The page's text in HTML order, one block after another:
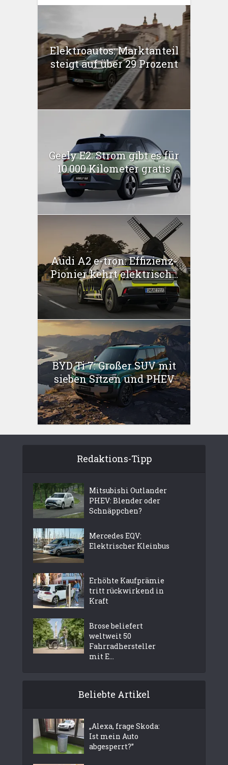
Elektroautos: Marktanteil
steigt auf über 29 Prozent
Geely E2: Strom gibt es für
10.000 Kilometer gratis
Audi A2 e-tron: Effizienz-
Pionier kehrt elektrisch...
BYD Ti 7: Großer SUV mit
sieben Sitzen und PHEV
Redaktions-Tipp
Mitsubishi Outlander
PHEV: Blender oder
Schnäppchen?
Mercedes EQV:
Elektrischer Kleinbus
Erhöhte Kaufprämie
tritt rückwirkend in
Kraft
Brose beliefert
weltweit 50
Fahrradhersteller
mit E...
Beliebte Artikel
„Alexa, frage Skoda:
Ist mein Auto
abgesperrt?”